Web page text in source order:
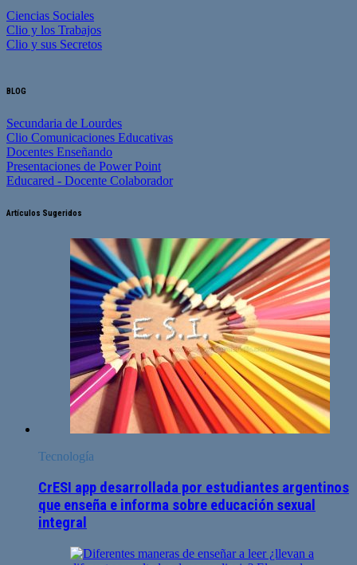
Ciencias Sociales
Clio y los Trabajos
Clio y sus Secretos
BLOG
Secundaria de Lourdes
Clio Comunicaciones Educativas
Docentes Enseñando
Presentaciones de Power Point
Educared - Docente Colaborador
Artículos Sugeridos
Tecnología
CrESI app desarrollada por estudiantes argentinos
que enseña e informa sobre educación sexual
integral